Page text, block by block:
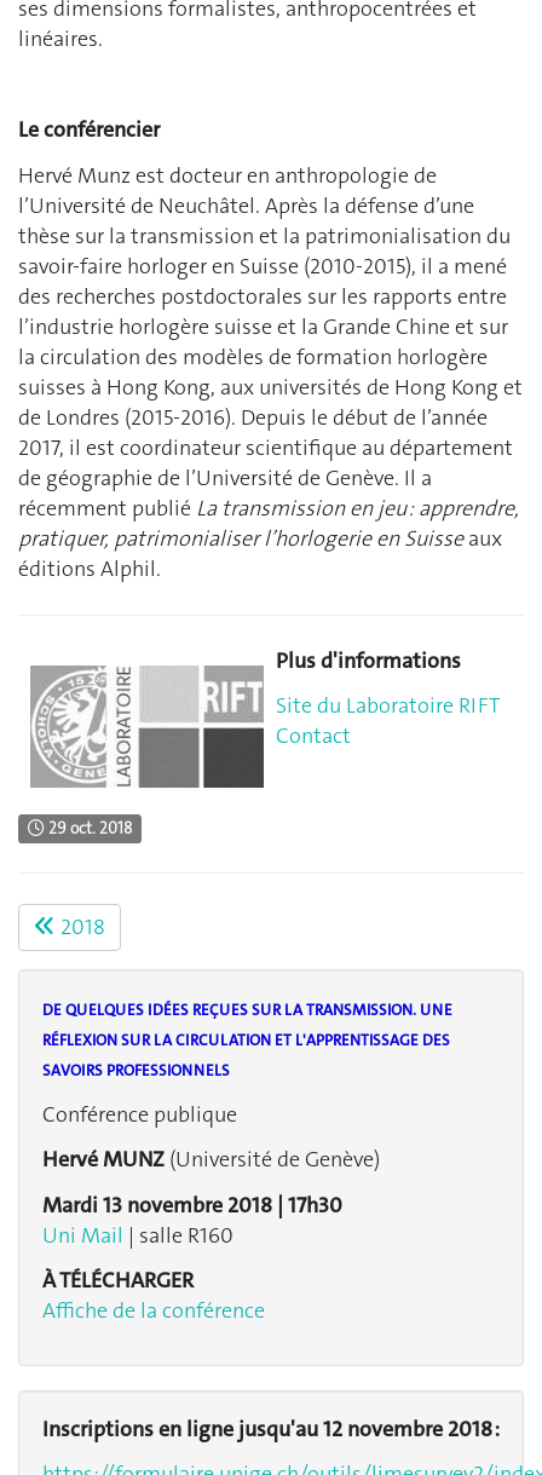
ses dimensions formalistes, anthropocentrées et
linéaires.
Le conférencier
Hervé Munz est docteur en anthropologie de
l’Université de Neuchâtel. Après la défense d’une
thèse sur la transmission et la patrimonialisation du
savoir-faire horloger en Suisse (2010-2015), il a mené
des recherches postdoctorales sur les rapports entre
l’industrie horlogère suisse et la Grande Chine et sur
la circulation des modèles de formation horlogère
suisses à Hong Kong, aux universités de Hong Kong et
de Londres (2015-2016). Depuis le début de l’année
2017, il est coordinateur scientifique au département
de géographie de l’Université de Genève. Il a
récemment publié La transmission en jeu : apprendre,
pratiquer, patrimonialiser l’horlogerie en Suisseaux
éditions Alphil.
Plus d'informations
Site du Laboratoire RIFT
Contact
29 oct. 2018
2018
DE QUELQUES IDÉES REÇUES SUR LA TRANSMISSION. UNE
RÉFLEXION SUR LA CIRCULATION ET L'APPRENTISSAGE DES
SAVOIRS PROFESSIONNELS
Conférence publique
Hervé MUNZ (Université de Genève)
Mardi 13 novembre 2018 | 17h30
Uni Mail | salle R160
À TÉLÉCHARGER
Affiche de la conférence
Inscriptions en ligne jusqu'au 12 novembre 2018 :